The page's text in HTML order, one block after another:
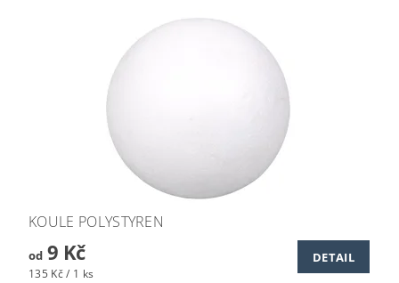
KOULE POLYSTYREN
od9 Kč
135 Kč / 1 ks
DETAIL